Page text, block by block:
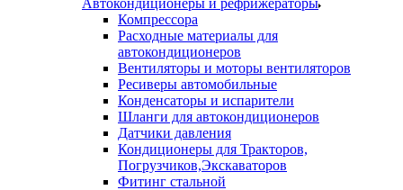
Автокондиционеры и рефрижераторы
Компрессора
Расходные материалы для
автокондиционеров
Вентиляторы и моторы вентиляторов
Ресиверы автомобильные
Конденсаторы и испарители
Шланги для автокондиционеров
Датчики давления
Кондиционеры для Тракторов,
Погрузчиков,Экскаваторов
Фитинг стальной